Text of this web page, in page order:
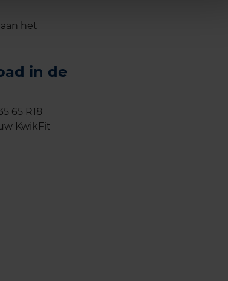
het
in de
65 R18
KwikFit